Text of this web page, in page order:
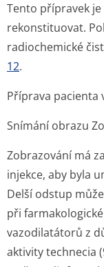
Tento přípravek
rekonstituovat.
radiochemické
12.
Příprava pacienta
Snímání obrazu
Zobrazování má
injekce, aby byla
Delší odstup
při
vazodilatátorů z
aktivity technecia (